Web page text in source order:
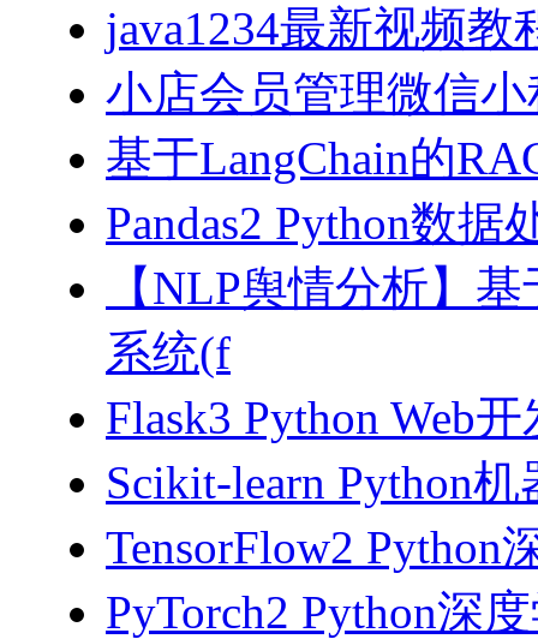
java1234最新视频教
小店会员管理微信
基于LangChain的
Pandas2 Python数
【NLP舆情分析】
系统(f
Flask3 Python Web
Scikit-learn Python
TensorFlow2 Python
PyTorch2 Python深